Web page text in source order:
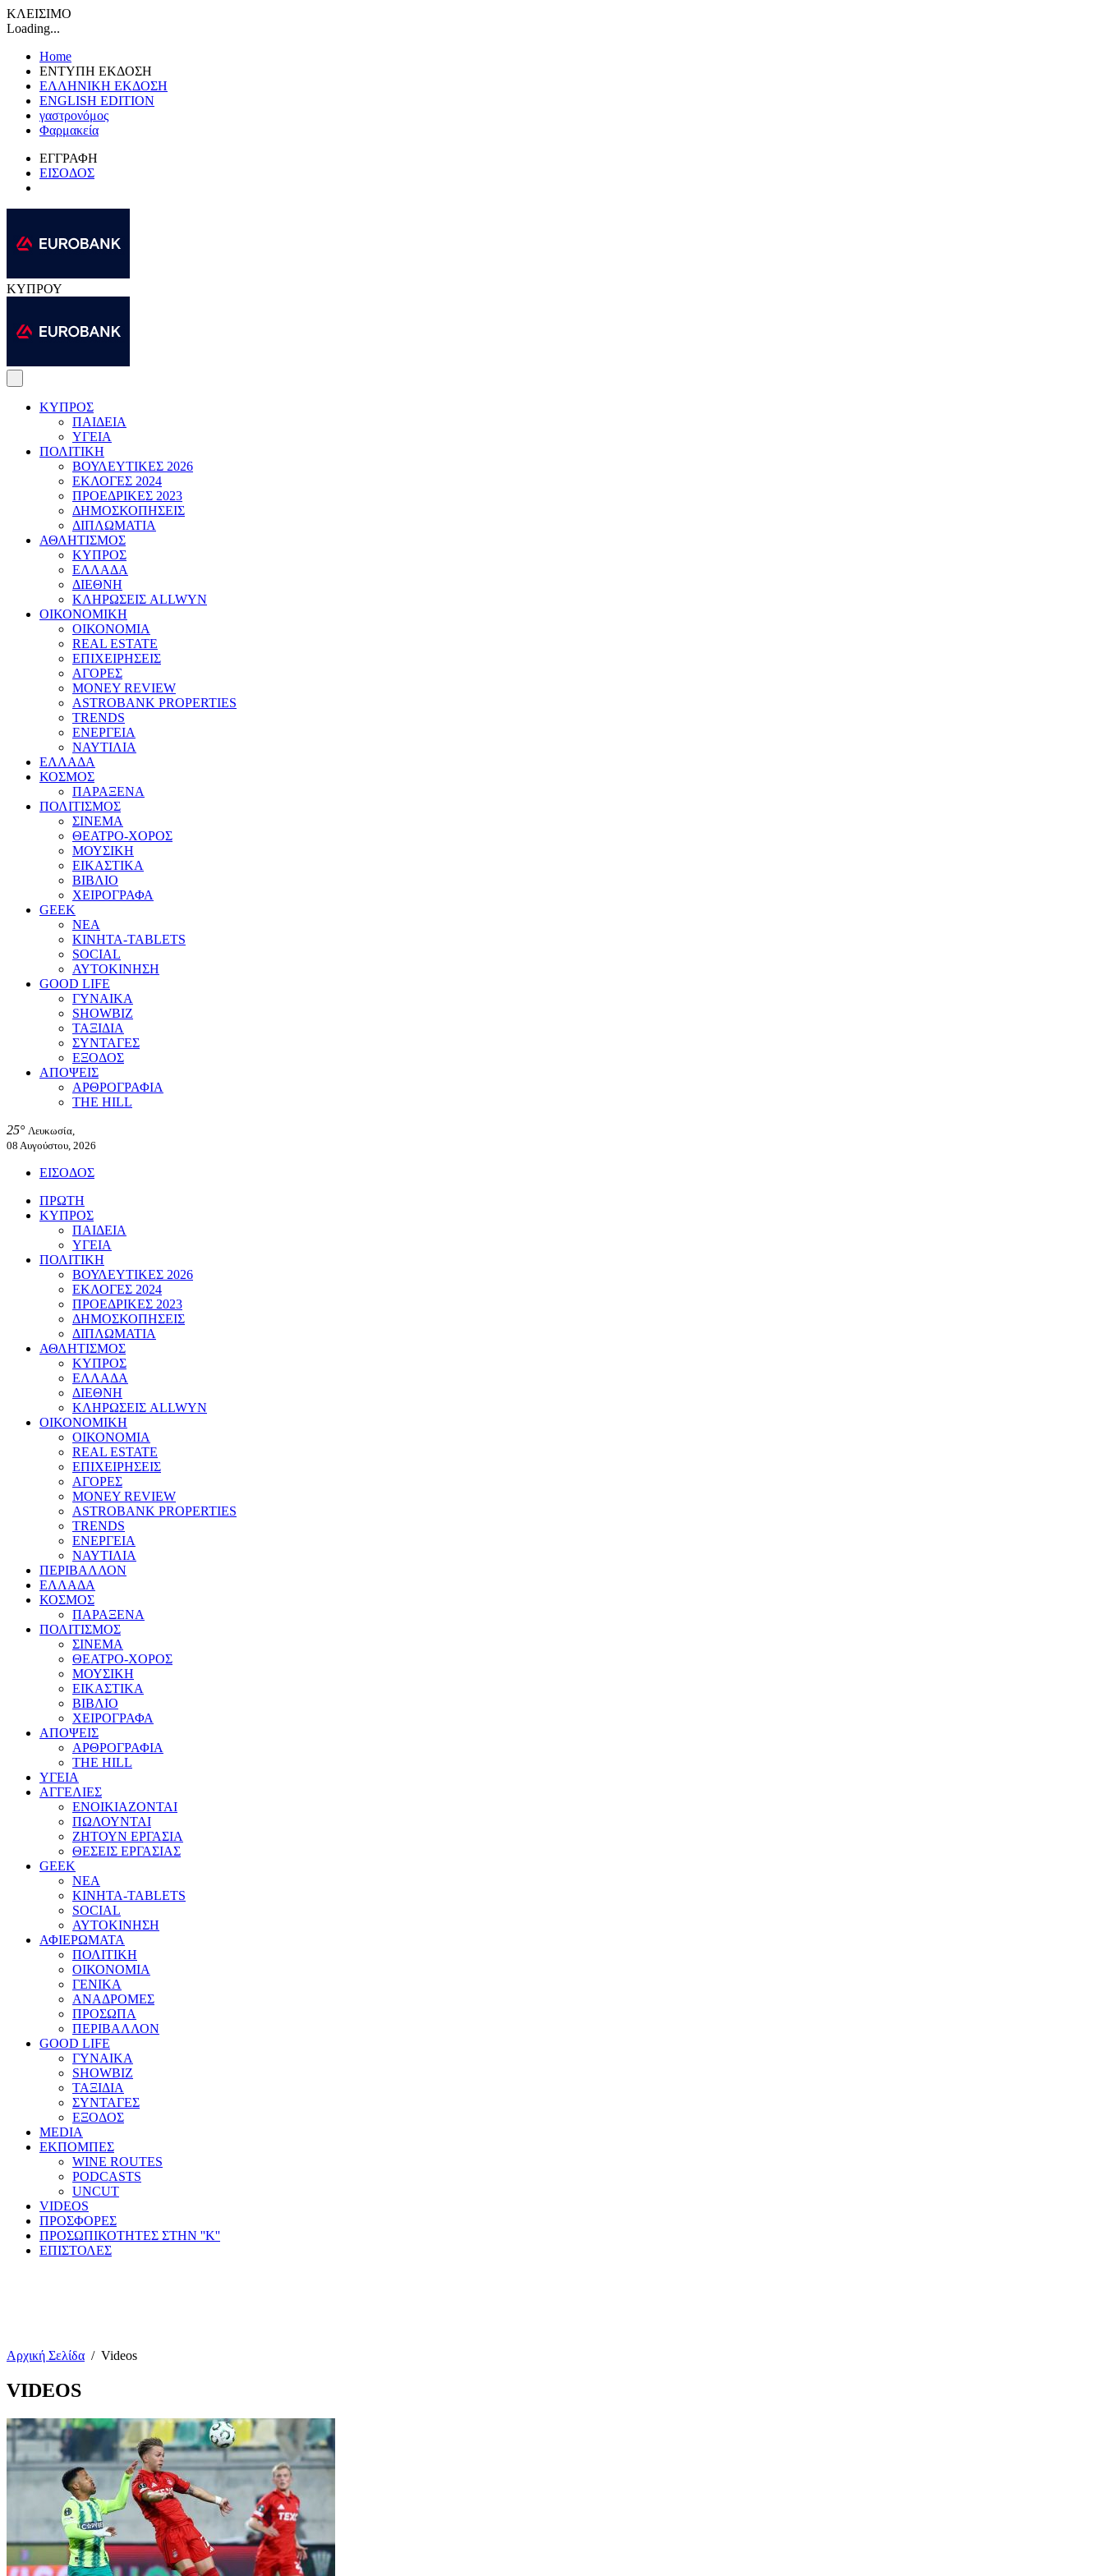
ΚΛΕΙΣΙΜΟ
Loading...
Home
ΕΝΤΥΠΗ ΕΚΔΟΣΗ
ΕΛΛΗΝΙΚΗ ΕΚΔΟΣΗ
ENGLISH EDITION
γαστρονόμος
Φαρμακεία
ΕΓΓΡΑΦΗ
ΕΙΣΟΔΟΣ
ΚΥΠΡΟΥ
ΚΥΠΡΟΣ
ΠΑΙΔΕΙΑ
ΥΓΕΙΑ
ΠΟΛΙΤΙΚΗ
ΒΟΥΛΕΥΤΙΚΕΣ 2026
ΕΚΛΟΓΕΣ 2024
ΠΡΟΕΔΡΙΚΕΣ 2023
ΔΗΜΟΣΚΟΠΗΣΕΙΣ
ΔΙΠΛΩΜΑΤΙΑ
ΑΘΛΗΤΙΣΜΟΣ
ΚΥΠΡΟΣ
ΕΛΛΑΔΑ
ΔΙΕΘΝΗ
ΚΛΗΡΩΣΕΙΣ ALLWYN
ΟΙΚΟΝΟΜΙΚΗ
ΟΙΚΟΝΟΜΙΑ
REAL ESTATE
ΕΠΙΧΕΙΡΗΣΕΙΣ
ΑΓΟΡΕΣ
MONEY REVIEW
ASTROBANK PROPERTIES
TRENDS
ΕΝΕΡΓΕΙΑ
ΝΑΥΤΙΛΙΑ
ΕΛΛΑΔΑ
ΚΟΣΜΟΣ
ΠΑΡΑΞΕΝΑ
ΠΟΛΙΤΙΣΜΟΣ
ΣΙΝΕΜΑ
ΘΕΑΤΡΟ-ΧΟΡΟΣ
ΜΟΥΣΙΚΗ
ΕΙΚΑΣΤΙΚΑ
ΒΙΒΛΙΟ
ΧΕΙΡΟΓΡΑΦΑ
GEEK
ΝΕΑ
ΚΙΝΗΤΑ-TABLETS
SOCIAL
ΑΥΤΟΚΙΝΗΣΗ
GOOD LIFE
ΓΥΝΑΙΚΑ
SHOWBIZ
ΤΑΞΙΔΙΑ
ΣΥΝΤΑΓΕΣ
ΕΞΟΔΟΣ
ΑΠΟΨΕΙΣ
ΑΡΘΡΟΓΡΑΦΙΑ
THE HILL
25° Λευκωσία,
08 Αυγούστου, 2026
ΕΙΣΟΔΟΣ
ΠΡΩΤΗ
ΚΥΠΡΟΣ
ΠΑΙΔΕΙΑ
ΥΓΕΙΑ
ΠΟΛΙΤΙΚΗ
ΒΟΥΛΕΥΤΙΚΕΣ 2026
ΕΚΛΟΓΕΣ 2024
ΠΡΟΕΔΡΙΚΕΣ 2023
ΔΗΜΟΣΚΟΠΗΣΕΙΣ
ΔΙΠΛΩΜΑΤΙΑ
ΑΘΛΗΤΙΣΜΟΣ
ΚΥΠΡΟΣ
ΕΛΛΑΔΑ
ΔΙΕΘΝΗ
ΚΛΗΡΩΣΕΙΣ ALLWYN
ΟΙΚΟΝΟΜΙΚΗ
ΟΙΚΟΝΟΜΙΑ
REAL ESTATE
ΕΠΙΧΕΙΡΗΣΕΙΣ
ΑΓΟΡΕΣ
MONEY REVIEW
ASTROBANK PROPERTIES
TRENDS
ΕΝΕΡΓΕΙΑ
ΝΑΥΤΙΛΙΑ
ΠΕΡΙΒΑΛΛΟΝ
ΕΛΛΑΔΑ
ΚΟΣΜΟΣ
ΠΑΡΑΞΕΝΑ
ΠΟΛΙΤΙΣΜΟΣ
ΣΙΝΕΜΑ
ΘΕΑΤΡΟ-ΧΟΡΟΣ
ΜΟΥΣΙΚΗ
ΕΙΚΑΣΤΙΚΑ
ΒΙΒΛΙΟ
ΧΕΙΡΟΓΡΑΦΑ
ΑΠΟΨΕΙΣ
ΑΡΘΡΟΓΡΑΦΙΑ
THE HILL
ΥΓΕΙΑ
ΑΓΓΕΛΙΕΣ
ΕΝΟΙΚΙΑΖΟΝΤΑΙ
ΠΩΛΟΥΝΤΑΙ
ΖΗΤΟΥΝ ΕΡΓΑΣΙΑ
ΘΕΣΕΙΣ ΕΡΓΑΣΙΑΣ
GEEK
ΝΕΑ
ΚΙΝΗΤΑ-TABLETS
SOCIAL
ΑΥΤΟΚΙΝΗΣΗ
ΑΦΙΕΡΩΜΑΤΑ
ΠΟΛΙΤΙΚΗ
ΟΙΚΟΝΟΜΙΑ
ΓΕΝΙΚΑ
ΑΝΑΔΡΟΜΕΣ
ΠΡΟΣΩΠΑ
ΠΕΡΙΒΑΛΛΟΝ
GOOD LIFE
ΓΥΝΑΙΚΑ
SHOWBIZ
ΤΑΞΙΔΙΑ
ΣΥΝΤΑΓΕΣ
ΕΞΟΔΟΣ
MEDIA
ΕΚΠΟΜΠΕΣ
WINE ROUTES
PODCASTS
UNCUT
VIDEOS
ΠΡΟΣΦΟΡΕΣ
ΠΡΟΣΩΠΙΚΟΤΗΤΕΣ ΣΤΗΝ ''Κ''
ΕΠΙΣΤΟΛΕΣ
Αρχική Σελίδα / Videos
VIDEOS